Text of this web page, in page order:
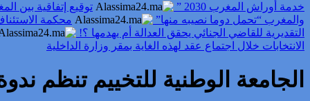
خدمة أوراش المغرب 2030 ”
توقيع إتفاقية بين
والمغرب “تحمل دوما نصيبه منها”
محكمة
التقديرية للقاضي الجنائي يحقق العدالة أم يهدمها ؟!
الانتخابات خلال اجتماع عقد لهذه الغاية بمقر وزارة الداخلية
الجامعة الوطنية للتخييم تنظم